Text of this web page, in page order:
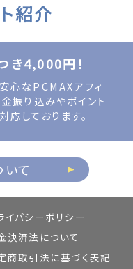
紹介
き4,000円！
心なPCMAXアフィ
金振り込みやポイント
応しております。
て
イバシーポリシー
決済法について
商取引法に基づく表記